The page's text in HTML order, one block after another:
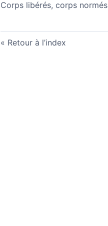
Corps libérés, corps normés
Retour à l’index